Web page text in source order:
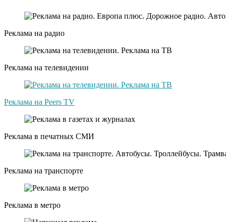
Реклама на радио
Реклама на телевидении
Реклама на Peers TV
Реклама в печатных СМИ
Реклама на транспорте
Реклама в метро